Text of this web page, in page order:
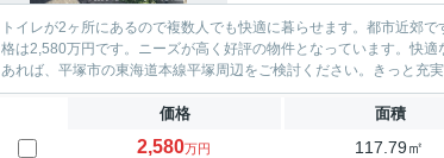
トイレが2ヶ所にあるので複数人でも快適に暮らせます。都市近郊
格は2,580万円です。ニーズが高く好評の物件となっています。快
あれば、平塚市の東海道本線平塚周辺をご検討ください。きっと充
価格 面積
2,580万円 117.79㎡